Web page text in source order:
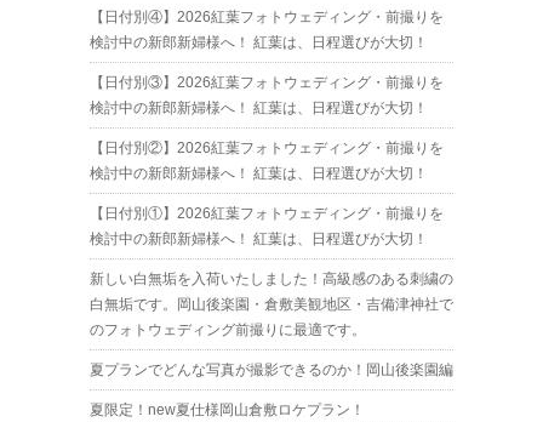
【日付別④】2026紅葉フォトウェディング・前撮りを
検討中の新郎新婦様へ！ 紅葉は、日程選びが大切！
【日付別③】2026紅葉フォトウェディング・前撮りを
検討中の新郎新婦様へ！ 紅葉は、日程選びが大切！
【日付別②】2026紅葉フォトウェディング・前撮りを
検討中の新郎新婦様へ！ 紅葉は、日程選びが大切！
【日付別①】2026紅葉フォトウェディング・前撮りを
検討中の新郎新婦様へ！ 紅葉は、日程選びが大切！
新しい白無垢を入荷いたしました！高級感のある刺繍の
白無垢です。岡山後楽園・倉敷美観地区・吉備津神社で
のフォトウェディング前撮りに最適です。
夏プランでどんな写真が撮影できるのか！岡山後楽園編
夏限定！new夏仕様岡山倉敷ロケプラン！